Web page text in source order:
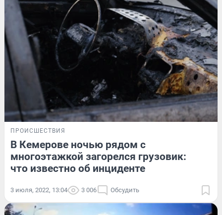
ПРОИСШЕСТВИЯ
В Кемерове ночью рядом с
многоэтажкой загорелся грузовик:
что известно об инциденте
3 июля, 2022, 13:04 3 006 Обсудить